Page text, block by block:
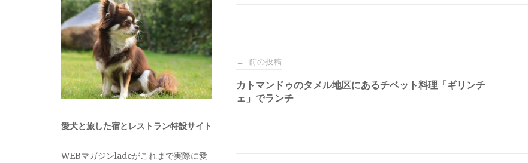
投
稿
← 前の投稿
カトマンドゥのタメル地区にあるチベット料理「ギリンチ
ェ」でランチ
愛犬と旅した宿とレストラン特設サイト
WEBマガジンladeがこれまで実際に愛